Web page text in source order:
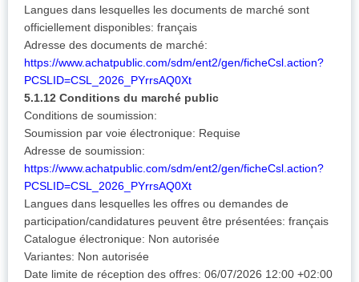
Langues dans lesquelles les documents de marché sont
officiellement disponibles: français
Adresse des documents de marché:
https://www.achatpublic.com/sdm/ent2/gen/ficheCsl.action?
PCSLID=CSL_2026_PYrrsAQ0Xt
5.1.12 Conditions du marché public
Conditions de soumission:
Soumission par voie électronique: Requise
Adresse de soumission:
https://www.achatpublic.com/sdm/ent2/gen/ficheCsl.action?
PCSLID=CSL_2026_PYrrsAQ0Xt
Langues dans lesquelles les offres ou demandes de
participation/candidatures peuvent être présentées: français
Catalogue électronique: Non autorisée
Variantes: Non autorisée
Date limite de réception des offres: 06/07/2026 12:00 +02:00